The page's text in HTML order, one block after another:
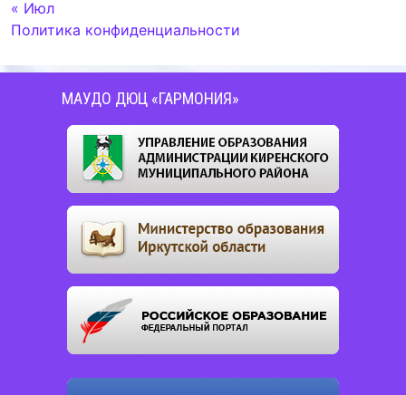
« Июл
Политика конфиденциальности
МАУДО ДЮЦ «ГАРМОНИЯ»